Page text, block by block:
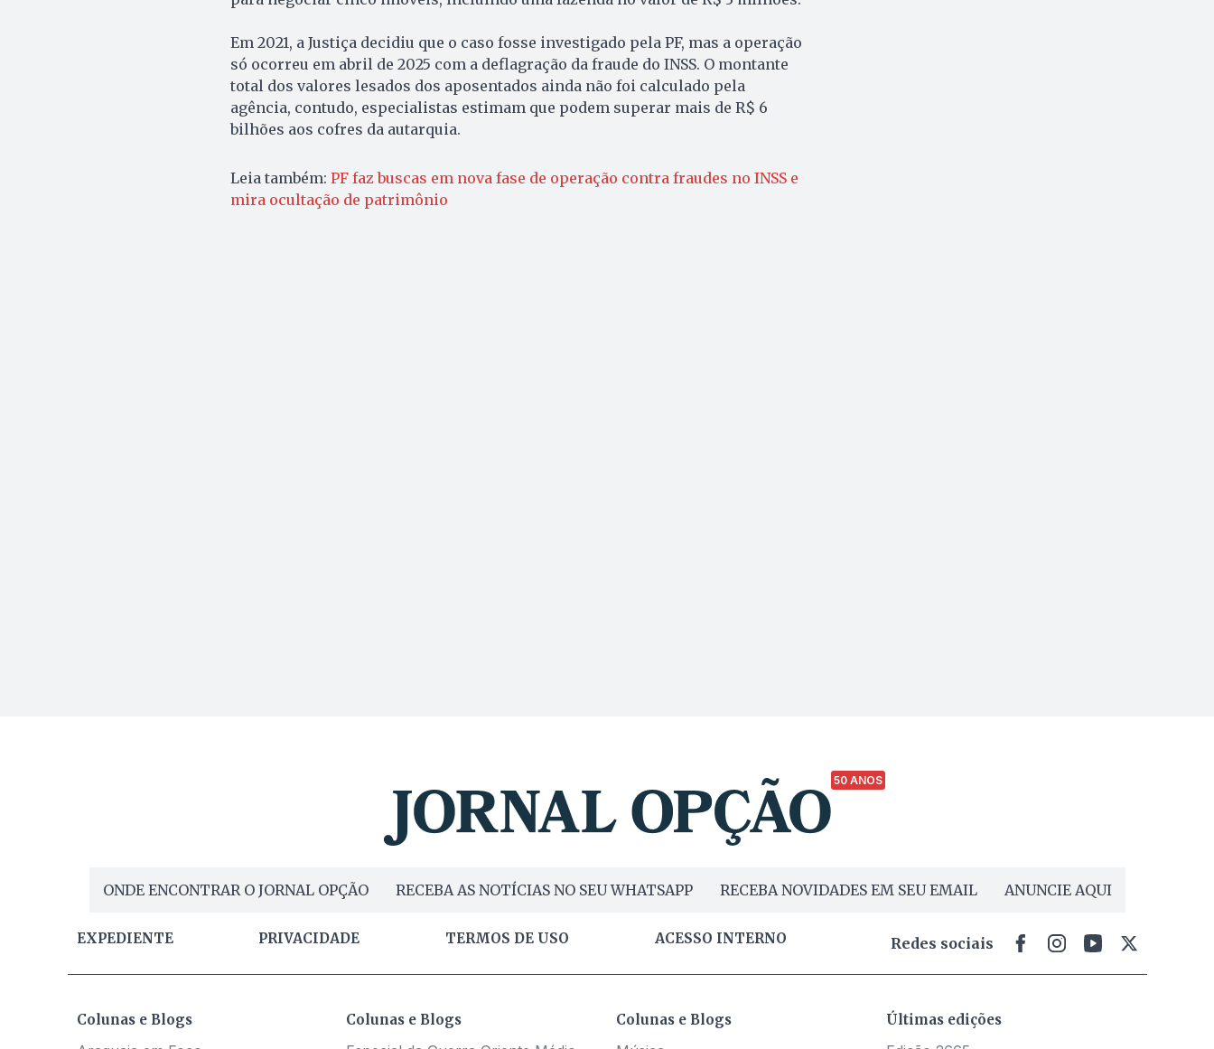
Em 2021, a Justiça decidiu que o caso fosse investigado pela PF, mas a operação
só ocorreu em abril de 2025 com a deflagração da fraude do INSS. O montante
total dos valores lesados dos aposentados ainda não foi calculado pela
agência, contudo, especialistas estimam que podem superar mais de R$ 6
bilhões aos cofres da autarquia.
Leia também: PF faz buscas em nova fase de operação contra fraudes no INSS e
mira ocultação de patrimônio
50 ANOS
ONDE ENCONTRAR O JORNAL OPÇÃO RECEBA AS NOTÍCIAS NO SEU WHATSAPP RECEBA NOVIDADES EM SEU EMAIL ANUNCIE AQUI
EXPEDIENTE PRIVACIDADE TERMOS DE USO ACESSO INTERNO Redes sociais
Colunas e Blogs Colunas e Blogs Colunas e Blogs Últimas edições